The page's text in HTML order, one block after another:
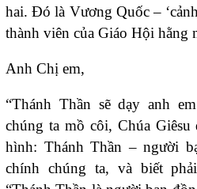
hai. Đó là Vương Quốc –
thành viên của Giáo Hội hằng
Anh Chị em,
“Thánh Thần sẽ dạy anh
chúng ta mồ côi, Chúa
hình: Thánh Thần – người
chính chúng ta, và biết